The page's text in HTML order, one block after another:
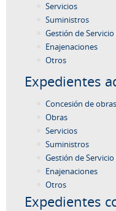
Servicios
Suministros
Gestión de
Enajenaciones
Otros
Expedientes
Concesión de
Obras
Servicios
Suministros
Gestión de
Enajenaciones
Otros
Expedientes